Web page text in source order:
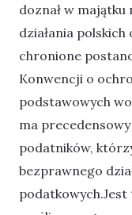
doznał w
działania
chronione
Konwencji o
podstawowych
ma
podatników,
bezprawnego